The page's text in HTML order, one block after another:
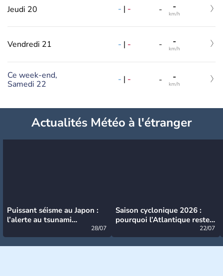
Jeudi 20 - | - - -
km/h
Vendredi 21 - | - - -
km/h
Ce week-end,
Samedi 22
- | - - -
km/h
Actualités Météo à l'étranger
Puissant séisme au Japon :
l’alerte au tsunami
28/07
Saison cyclonique 2026 :
pourquoi l’Atlantique reste
22/07